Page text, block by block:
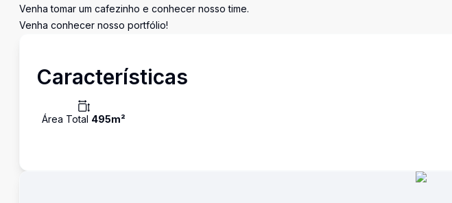
Venha tomar um cafezinho e conhecer nosso time.
Venha conhecer nosso portfólio!
Características
Área Total 495m²